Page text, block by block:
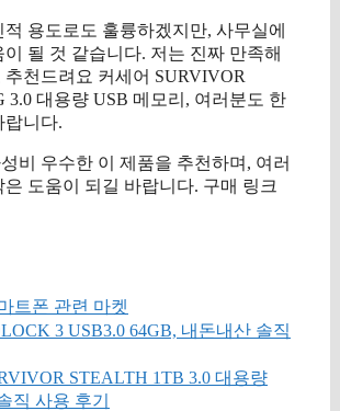
용도로도 훌륭하겠지만, 사무실에
될 것 같습니다. 저는 진짜 만족해
천드려요 커세어 SURVIVOR
3.0 대용량 USB 메모리, 여러분도 한
랍니다.
비 우수한 이 제품을 추천하며, 여러
도움이 되길 바랍니다. 구매 링크
트폰 관련 마켓
3 USB3.0 64GB, 내돈내산 솔직
STEALTH 1TB 3.0 대용량
직 사용 후기